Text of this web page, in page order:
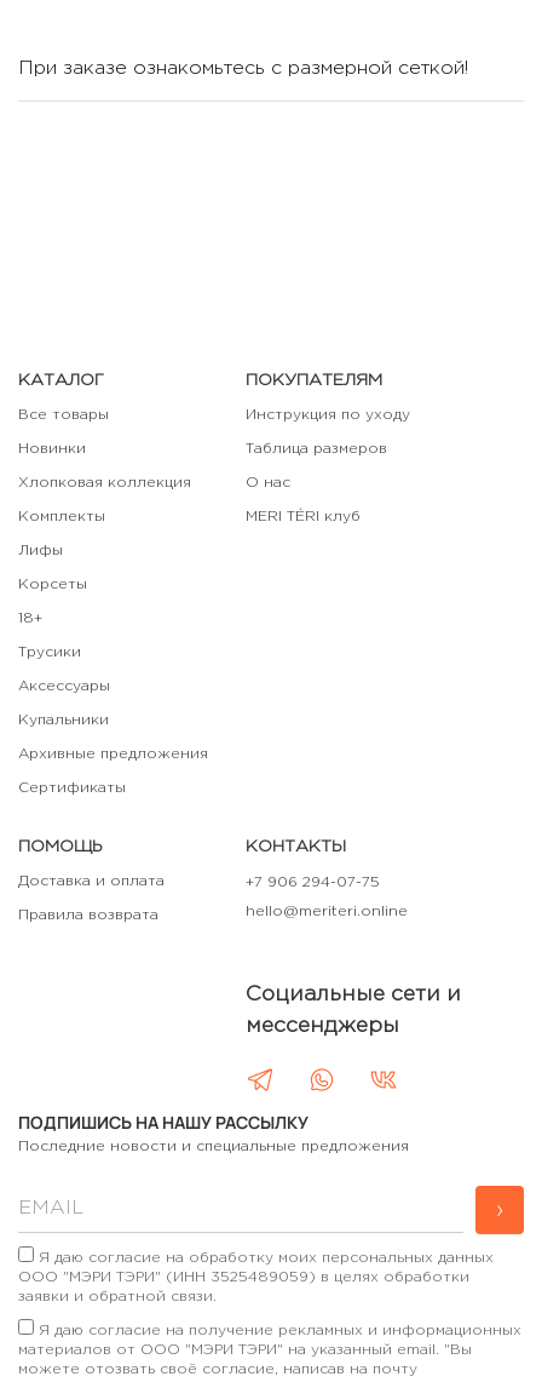
При заказе ознакомьтесь с размерной сеткой!
КАТАЛОГ
Все товары
Новинки
Хлопковая коллекция
Комплекты
Лифы
Корсеты
18+
Трусики
Аксессуары
Купальники
Архивные предложения
Сертификаты
ПОКУПАТЕЛЯМ
Инструкция по уходу
Таблица размеров
О нас
MERI TÉRI клуб
ПОМОЩЬ
Доставка и оплата
Правила возврата
КОНТАКТЫ
+7 906 294-07-75
hello@meriteri.online
Социальные сети и
мессенджеры
ПОДПИШИСЬ НА НАШУ РАССЫЛКУ
Последние новости и специальные предложения
›
Я даю согласие на обработку моих персональных данных
ООО "МЭРИ ТЭРИ" (ИНН 3525489059) в целях обработки
заявки и обратной связи.
Я даю согласие на получение рекламных и информационных
материалов от ООО "МЭРИ ТЭРИ" на указанный email. "Вы
можете отозвать своё согласие, написав на почту